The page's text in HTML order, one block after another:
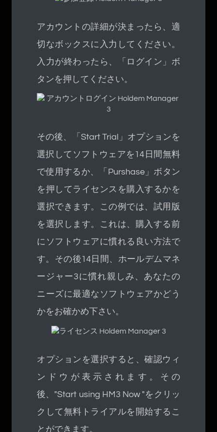
アカウントの詳細が決まったら、適
切なボックスに入力してください。
入力が終わったら、「ログイン」ボ
タンを押してください。
その後、「Start Trial」オプションを
選択してソフトウェアを14日間無料
で使用するか、「Purshase」ボタン
を押してライセンスを購入するかを
選択できます。この例では、試用版
を選択します。これは、購入する前
にソフトウェアに慣れる良い方法で
す。その後14日間、ホールデムマネ
ージャー3に慣れ親しみ、あなたの
ニーズに最適なソフトウェアかどう
かをお確かめ下さい。
オプションを選択すると、確認ウィ
ンドウが表示されます。その
後、"Start using HM3 Now "をクリッ
クして無料トライアルを開始するこ
とができます。